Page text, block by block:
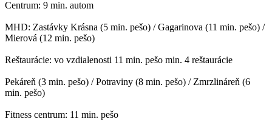
Centrum: 9 min. autom
MHD: Zastávky Krásna (5 min. pešo) / Gagarinova (11 min. pešo) /
Mierová (12 min. pešo)
Reštaurácie: vo vzdialenosti 11 min. pešo min. 4 reštaurácie
Pekáreň (3 min. pešo) / Potraviny (8 min. pešo) / Zmrzlináreň (6
min. pešo)
Fitness centrum: 11 min. pešo